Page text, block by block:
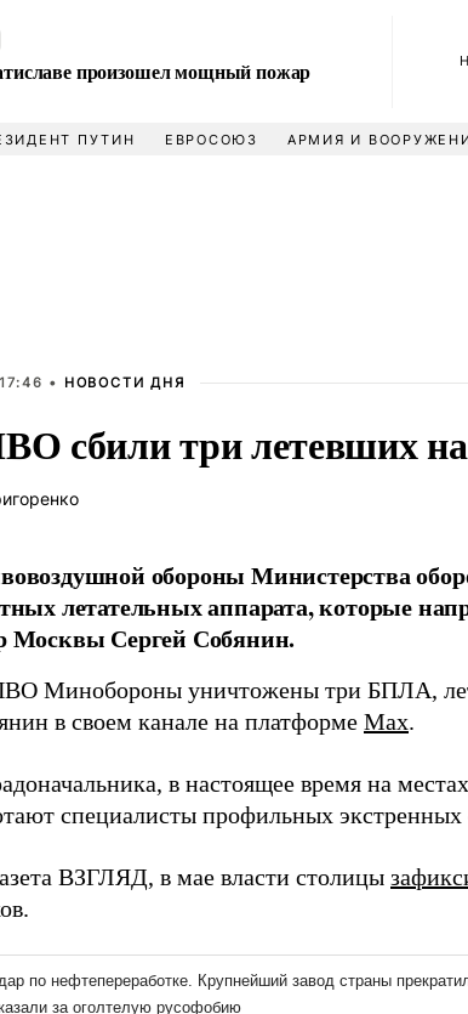
произошел мощный пожар
ПУТИН ЕВРОСОЮЗ АРМИЯ И
• НОВОСТИ ДНЯ
сбили три летевших
обороны Министерства
летательных аппарата, которые
Москвы Сергей Собянин.
Минобороны уничтожены три БПЛА,
в своем канале на платформе Max.
в настоящее время на
специалисты профильных
ВЗГЛЯД, в мае власти столицы